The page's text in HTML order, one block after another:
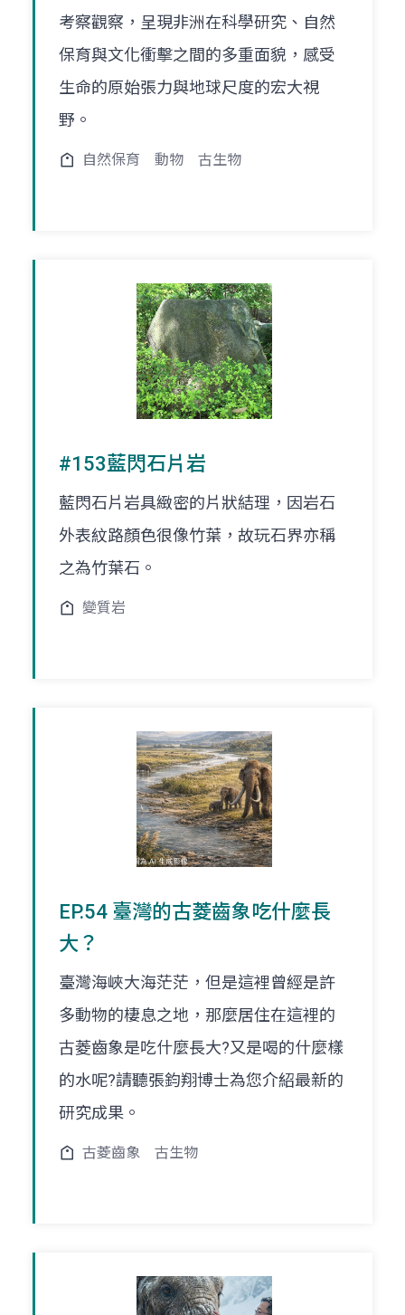
考察觀察，呈現非洲在科學研究、自然
保育與文化衝擊之間的多重面貌，感受
生命的原始張力與地球尺度的宏大視
野。
自然保育 動物 古生物
#153藍閃石片岩
藍閃石片岩具緻密的片狀結理，因岩石
外表紋路顏色很像竹葉，故玩石界亦稱
之為竹葉石。
變質岩
EP.54 臺灣的古菱齒象吃什麼長
大？
臺灣海峽大海茫茫，但是這裡曾經是許
多動物的棲息之地，那麼居住在這裡的
古菱齒象是吃什麼長大?又是喝的什麼樣
的水呢?請聽張鈞翔博士為您介紹最新的
研究成果。
古菱齒象 古生物